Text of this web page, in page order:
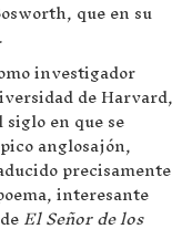
que en su
investigador
de Harvard,
en que se
anglosajón,
precisamente
interesante
El Señor de los